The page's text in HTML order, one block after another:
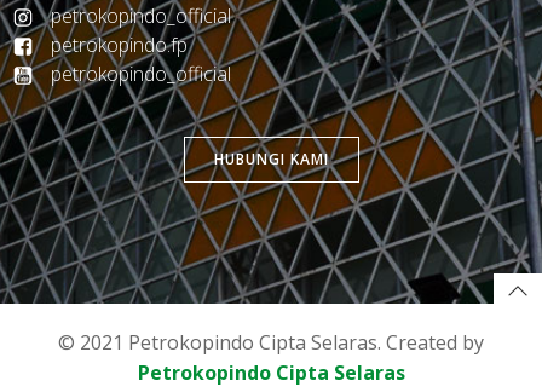
petrokopindo_official
petrokopindo.fp
petrokopindo_official
HUBUNGI KAMI
© 2021 Petrokopindo Cipta Selaras. Created by
Petrokopindo Cipta Selaras